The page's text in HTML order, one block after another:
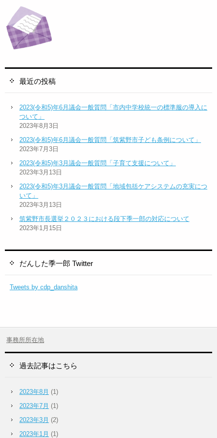
最近の投稿
2023(令和5)年6月議会一般質問「市内中学校統一の標準服の導入に
ついて」
2023年8月3日
2023(令和5)年6月議会一般質問「筑紫野市子ども条例について」
2023年7月3日
2023(令和5)年3月議会一般質問「子育て支援について」
2023年3月13日
2023(令和5)年3月議会一般質問「地域包括ケアシステムの充実につ
いて」
2023年3月13日
筑紫野市長選挙２０２３における段下季一郎の対応について
2023年1月15日
だんした季一郎 Twitter
Tweets by cdp_danshita
事務所所在地
過去記事はこちら
2023年8月 (1)
2023年7月 (1)
2023年3月 (2)
2023年1月 (1)